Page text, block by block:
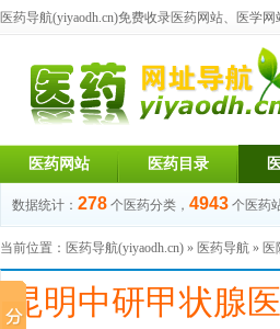
医药导航(yiyaodh.cn)免费收录医药网站、医学网
医药网站 医药目录
数据统计： 278 个医药分类， 4943 个医药
当前位置： 医药导航(yiyaodh.cn) » 医药导航 » 医
昆明中研甲状腺